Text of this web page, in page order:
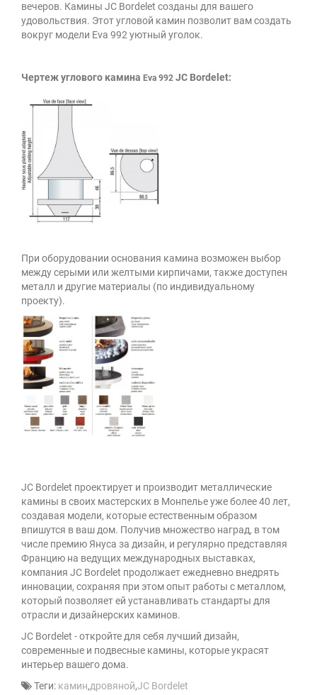
вечеров. Камины JC Bordelet созданы для вашего
удовольствия. Этот угловой камин позволит вам создать
вокруг модели Eva 992 уютный уголок.
Чертеж углового камина Eva 992 JC Bordelet:
При оборудовании основания камина возможен выбор
между серыми или желтыми кирпичами, также доступен
металл и другие материалы (по индивидуальному
проекту).
JC Bordelet проектирует и производит металлические
камины в своих мастерских в Монпелье уже более 40 лет,
создавая модели, которые естественным образом
впишутся в ваш дом. Получив множество наград, в том
числе премию Януса за дизайн, и регулярно представляя
Францию на ведущих международных выставках,
компания JC Bordelet продолжает ежедневно внедрять
инновации, сохраняя при этом опыт работы с металлом,
который позволяет ей устанавливать стандарты для
отрасли и дизайнерских каминов.
JC Bordelet - откройте для себя лучший дизайн,
современные и подвесные камины, которые украсят
интерьер вашего дома.
Теги: камин,дровяной,JC Bordelet